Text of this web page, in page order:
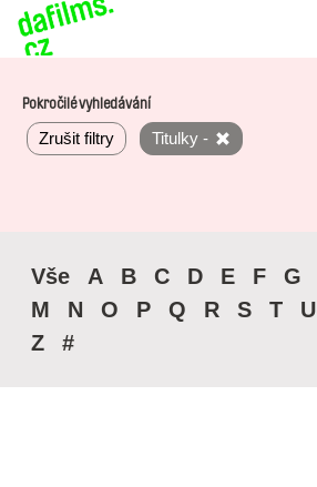
Pokročilé vyhledávání
Zrušit filtry Titulky -
Vše A B C D E F G
M
N O P Q R S T U
Z
#